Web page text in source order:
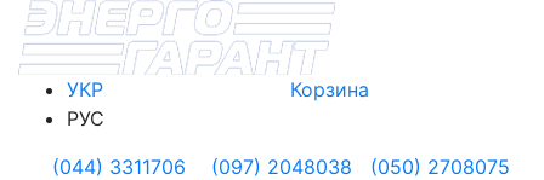
УКР
РУС
Корзина
(044) 3311706 (097) 2048038
(050) 2708075